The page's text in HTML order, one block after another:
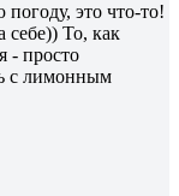
это что-то!
себе)) То, как
- просто
с лимонным